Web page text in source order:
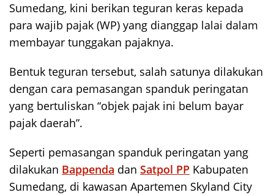
Sumedang, kini berikan teguran keras kepada
para wajib pajak (WP) yang dianggap lalai dalam
membayar tunggakan pajaknya.
Bentuk teguran tersebut, salah satunya dilakukan
dengan cara pemasangan spanduk peringatan
yang bertuliskan “objek pajak ini belum bayar
pajak daerah”.
Seperti pemasangan spanduk peringatan yang
dilakukan Bappenda dan Satpol PP Kabupaten
Sumedang, di kawasan Apartemen Skyland City